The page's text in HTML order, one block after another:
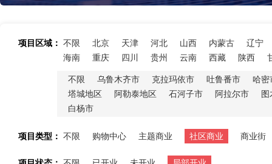
项目区域： 不限 北京 天津 河北 山西 内蒙古
辽宁
海南
重庆 四川 贵州 云南 西藏 陕西
不限 乌鲁木齐市 克拉玛依市 吐鲁番市
哈密
塔城地区
阿勒泰地区 石河子市 阿拉尔市
图
白杨市
项目类型： 不限 购物中心 主题商业 社区商业 商业街